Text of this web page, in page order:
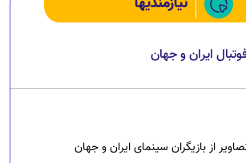
ایران و جهان
از بازیگران سینمای ایران و جهان